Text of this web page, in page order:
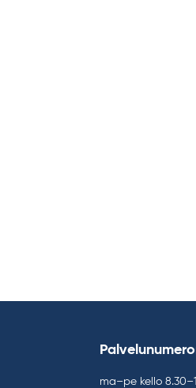
ma–pe kello